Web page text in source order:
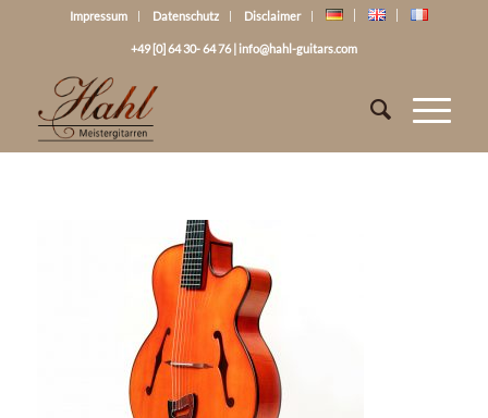
Impressum Datenschutz Disclaimer
+49 [0] 64 30- 64 76|info@hahl-guitars.com